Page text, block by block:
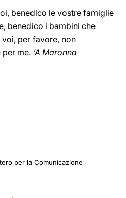
benedico le vostre famiglie
benedico i bambini che
per favore, non
me. ‘A Maronna
per la Comunicazione